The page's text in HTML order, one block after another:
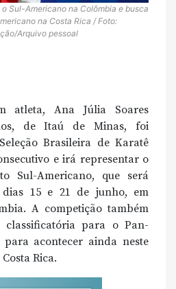
Sul-Americano na Colômbia e busca
na Costa Rica / Foto:
Arquivo pessoal
atleta, Ana Júlia Soares
de Itaú de Minas, foi
Brasileira de Karatê
e irá representar o
Sul-Americano, que será
15 e 21 de junho, em
A competição também
classificatória para o Pan-
para acontecer ainda neste
Rica.